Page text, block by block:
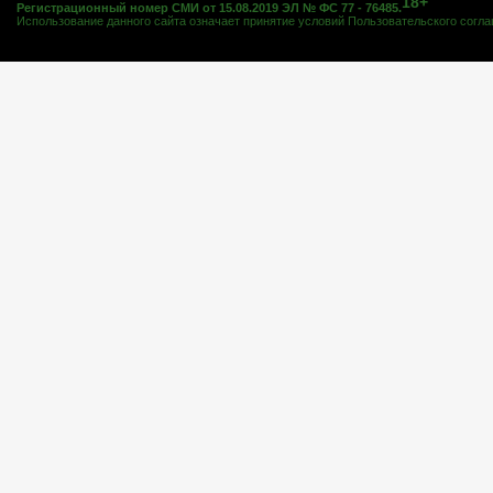
Регистрационный номер СМИ от 15.08.2019 ЭЛ № ФС 77 - 76485.
Использование данного сайта означает принятие условий Пользовательского